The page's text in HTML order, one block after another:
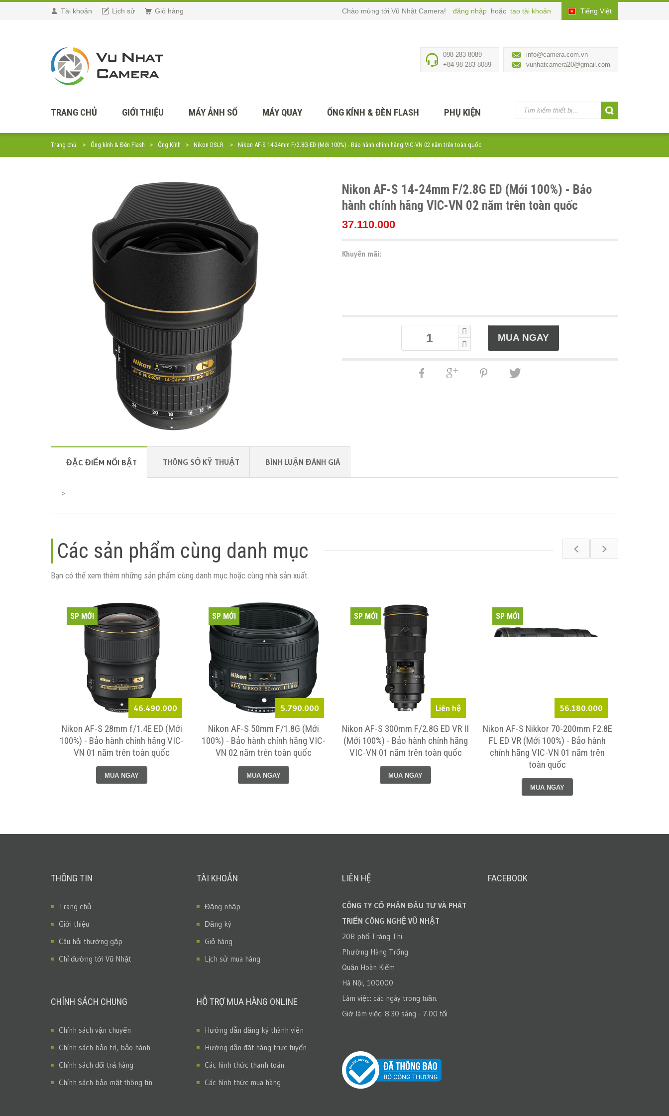
Tài khoản Lịch sử Giỏ hàng Tiếng Việt
Chào mừng tới Vũ Nhật Camera! đăng nhập hoặc tạo tài khoản
info@camera.com.vn
vunhatcamera20@gmail.com
098 283 8089
+84 98 283 8089
TRANG CHỦ GIỚI THIỆU MÁY ẢNH SỐ MÁY QUAY ỐNG KÍNH & ĐÈN FLASH PHỤ KIỆN
Trang chủ Ống kính & Đèn Flash Ống Kính Nikon DSLR Nikon AF-S 14-24mm F/2.8G ED (Mới 100%) - Bảo hành chính hãng VIC-VN 02 năm trên toàn quốc
Nikon AF-S 14-24mm F/2.8G ED (Mới 100%) - Bảo
hành chính hãng VIC-VN 02 năm trên toàn quốc
37.110.000
Khuyến mãi:
ĐẶC ĐIỂM NỔI BẬT THÔNG SỐ KỸ THUẬT BÌNH LUẬN ĐÁNH GIÁ
>
Các sản phẩm cùng danh mục
Bạn có thể xem thêm những sản phẩm cùng danh mục hoặc cùng nhà sản xuất.
46.490.000
SP MỚI
Nikon AF-S 28mm f/1.4E ED (Mới
100%) - Bảo hành chính hãng VIC-
VN 01 năm trên toàn quốc
MUA NGAY
5.790.000
SP MỚI
Nikon AF-S 50mm F/1.8G (Mới
100%) - Bảo hành chính hãng VIC-
VN 02 năm trên toàn quốc
MUA NGAY
Liên hệ
SP MỚI
Nikon AF-S 300mm F/2.8G ED VR II
(Mới 100%) - Bảo hành chính hãng
VIC-VN 01 năm trên toàn quốc
MUA NGAY
56.180.000
SP MỚI
Nikon AF-S Nikkor 70-200mm F2.8E
FL ED VR (Mới 100%) - Bảo hành
chính hãng VIC-VN 01 năm trên
toàn quốc
MUA NGAY
THÔNG TIN
Trang chủ
Giới thiệu
Câu hỏi thường gặp
Chỉ đường tới Vũ Nhật
CHÍNH SÁCH CHUNG
Chính sách vận chuyển
Chính sách bảo trì, bảo hành
Chính sách đổi trả hàng
Chính sách bảo mật thông tin
TÀI KHOẢN
Đăng nhập
Đăng ký
Giỏ hàng
Lịch sử mua hàng
HỖ TRỢ MUA HÀNG ONLINE
Hướng dẫn đăng ký thành viên
Hướng dẫn đặt hàng trực tuyến
Các hình thức thanh toán
Các hình thức mua hàng
LIÊN HỆ
CÔNG TY CỔ PHẦN ĐẦU TƯ VÀ PHÁT
TRIỂN CÔNG NGHỆ VŨ NHẬT
20B phố Tràng Thi
Phường Hàng Trống
Quận Hoàn Kiếm
Hà Nội, 100000
Làm việc: các ngày trong tuần.
Giờ làm việc: 8.30 sáng - 7.00 tối
FACEBOOK